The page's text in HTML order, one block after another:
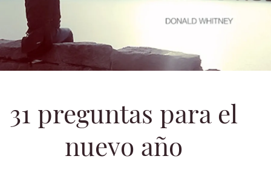
31 preguntas para el
nuevo año